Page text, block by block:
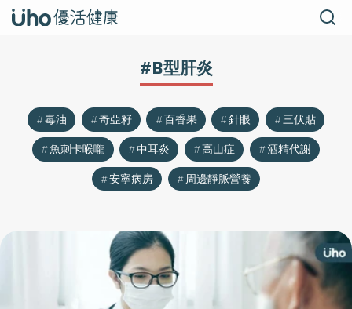
#B型肝炎
毒油 奇亞籽 百香果 針眼
三伏貼
魚刺卡喉嚨
中耳炎 高山症
酒精代謝
安寧病房
周邊靜脈營養